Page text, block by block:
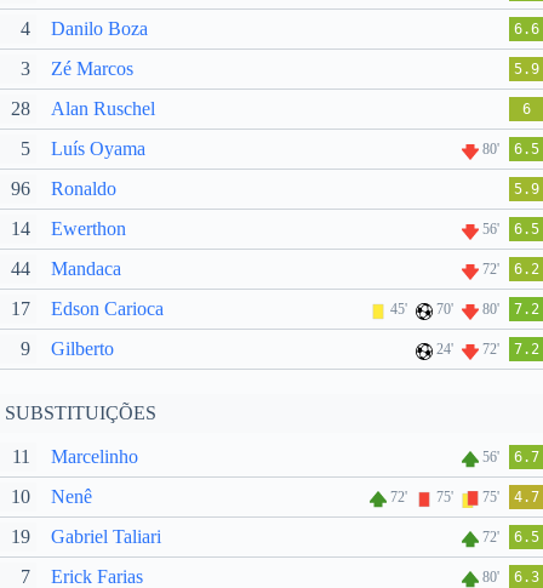
4 Danilo Boza 6.6
3 Zé Marcos 5.9
28 Alan Ruschel 6
5 Luís Oyama 80' 6.5
96 Ronaldo 5.9
14 Ewerthon 56' 6.5
44 Mandaca 72' 6.2
17 Edson Carioca 45' 70' 80' 7.2
9 Gilberto 24' 72' 7.2
SUBSTITUIÇÕES
11 Marcelinho 56' 6.7
10 Nenê 72' 75' 75' 4.7
19 Gabriel Taliari 72' 6.5
7 Erick Farias 80' 6.3